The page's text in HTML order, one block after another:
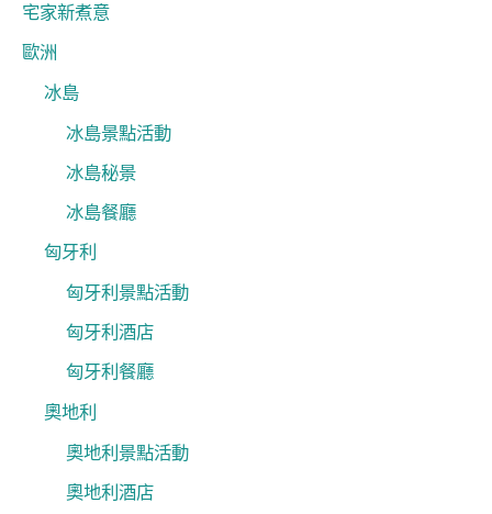
宅家新煮意
歐洲
冰島
冰島景點活動
冰島秘景
冰島餐廳
匈牙利
匈牙利景點活動
匈牙利酒店
匈牙利餐廳
奧地利
奧地利景點活動
奧地利酒店